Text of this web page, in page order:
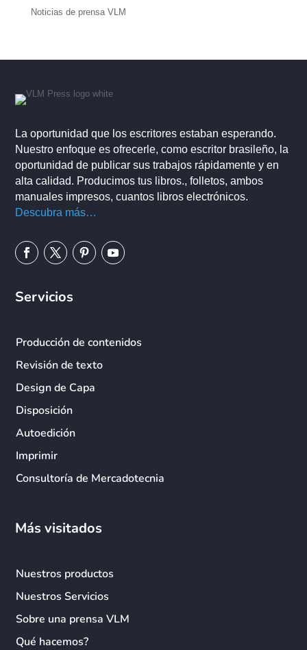
Noticias de prensa VLM
La oportunidad que los escritores estaban esperando.
Nuestro enfoque es ofrecerle, como escritor brasileño, la
oportunidad de publicar sus trabajos rápidamente y en
alta calidad. Producimos tus libros., folletos, ambos
manuales impresos, cuantos libros electrónicos.
Descubra más…
Servicios
Producción de contenidos
Revisión de texto
Design de Capa
Disposición
Autoedición
Imprimir
Consultoría de Mercadotecnia
Más visitados
Nuestros productos
Nuestros Servicios
Sobre una prensa VLM
Qué hacemos?